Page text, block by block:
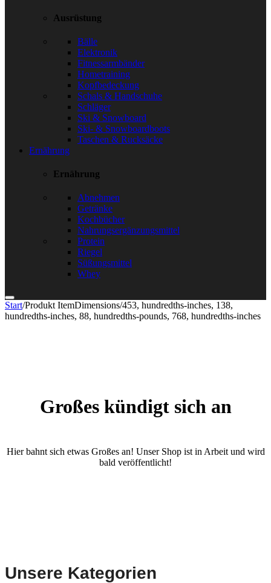
Ausrüstung
Bälle
Elektronik
Fitnessarmbänder
Hometraining
Kopfbedeckung
Schals & Handschuhe
Schläger
Ski & Snowboard
Ski- & Snowboardboots
Taschen & Rucksäcke
Ernährung
Ernährung
Abnehmen
Getränke
Kochbücher
Nahrungsergänzungsmittel
Protein
Riegel
Süßungsmittel
Whey
Start/Produkt ItemDimensions/453, hundredths-inches, 138,
hundredths-inches, 88, hundredths-pounds, 768, hundredths-inches
Großes kündigt sich an
Hier bahnt sich etwas Großes an! Unser Shop ist in Arbeit und wird
bald veröffentlicht!
Unsere Kategorien